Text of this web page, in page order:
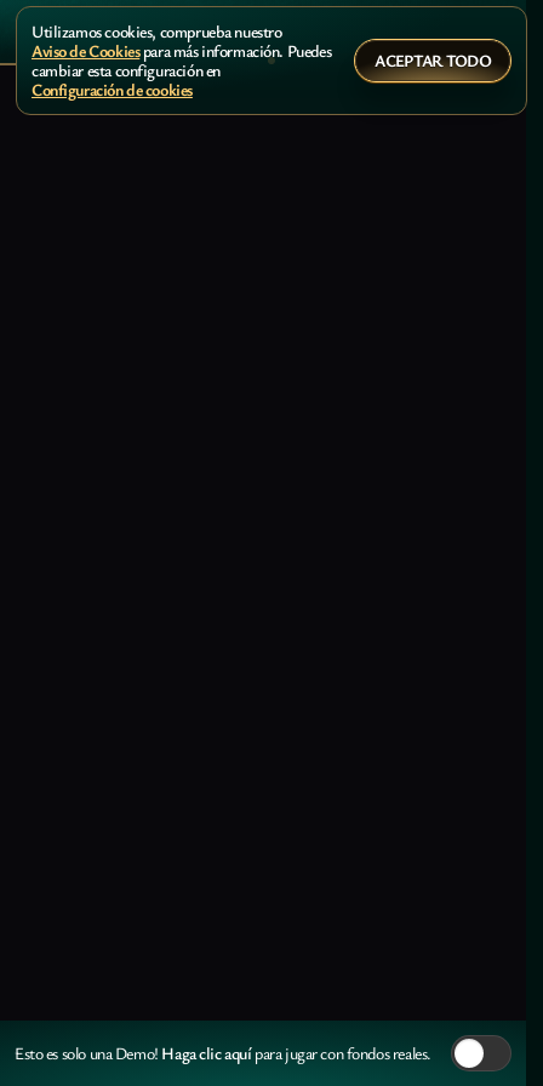
Esto es solo una Demo! Haga clic aquípara jugar con fondos reales.
Utilizamos cookies, comprueba nuestro
Aviso de Cookiespara más información. Puedes
cambiar esta configuración en
Configuración de cookies
ACEPTAR TODO